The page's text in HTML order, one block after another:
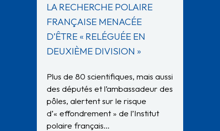
LA RECHERCHE POLAIRE
FRANÇAISE MENACÉE
D’ÊTRE « RELÉGUÉE EN
DEUXIÈME DIVISION »
Plus de 80 scientifiques, mais aussi
des députés et l’ambassadeur des
pôles, alertent sur le risque
d’« effondrement » de l’Institut
polaire français…